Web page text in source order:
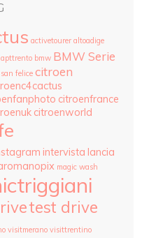
activetourer altoadige
apttrento bmw BMW Serie
san felice citroen
citroenfrance
citroenworld
intervista lancia
magic wash
test drive
visitmerano visittrentino